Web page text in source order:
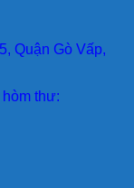
Quận Gò Vấp,
thư: